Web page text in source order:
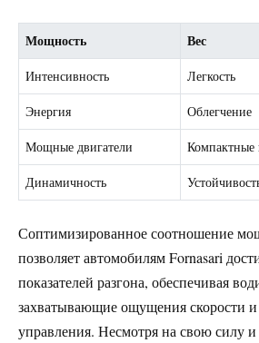
Мощность Вес
Интенсивность Легкость
Энергия Облегчение
Мощные двигатели Компактные
Динамичность
Соптимизированное соотношение
позволяет автомобилям Fornasari
показателей разгона, обеспечивая
захватывающие ощущения скорости и
управления. Несмотря на свою силу